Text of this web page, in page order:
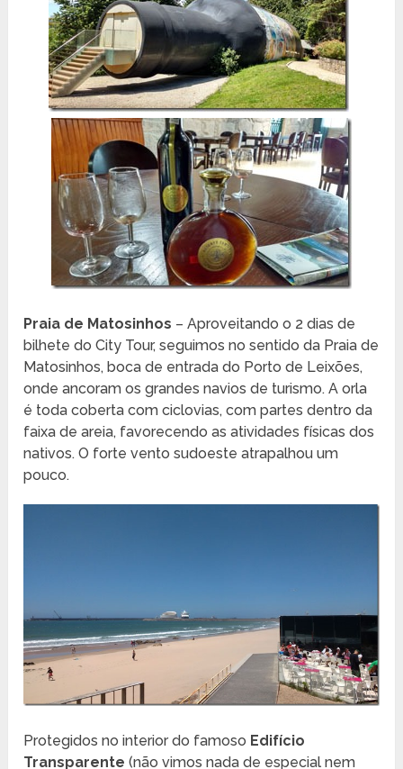
Praia de Matosinhos – Aproveitando o 2 dias de
bilhete do City Tour, seguimos no sentido da Praia de
Matosinhos, boca de entrada do Porto de Leixões,
onde ancoram os grandes navios de turismo. A orla
é toda coberta com ciclovias, com partes dentro da
faixa de areia, favorecendo as atividades físicas dos
nativos. O forte vento sudoeste atrapalhou um
pouco.
Protegidos no interior do famoso Edifício
Transparente (não vimos nada de especial nem